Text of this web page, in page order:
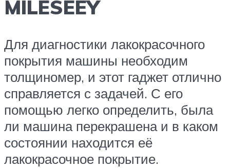
MILESEEY
Для диагностики лакокрасочного
покрытия машины необходим
толщиномер, и этот гаджет отлично
справляется с задачей. С его
помощью легко определить, была
ли машина перекрашена и в каком
состоянии находится её
лакокрасочное покрытие.